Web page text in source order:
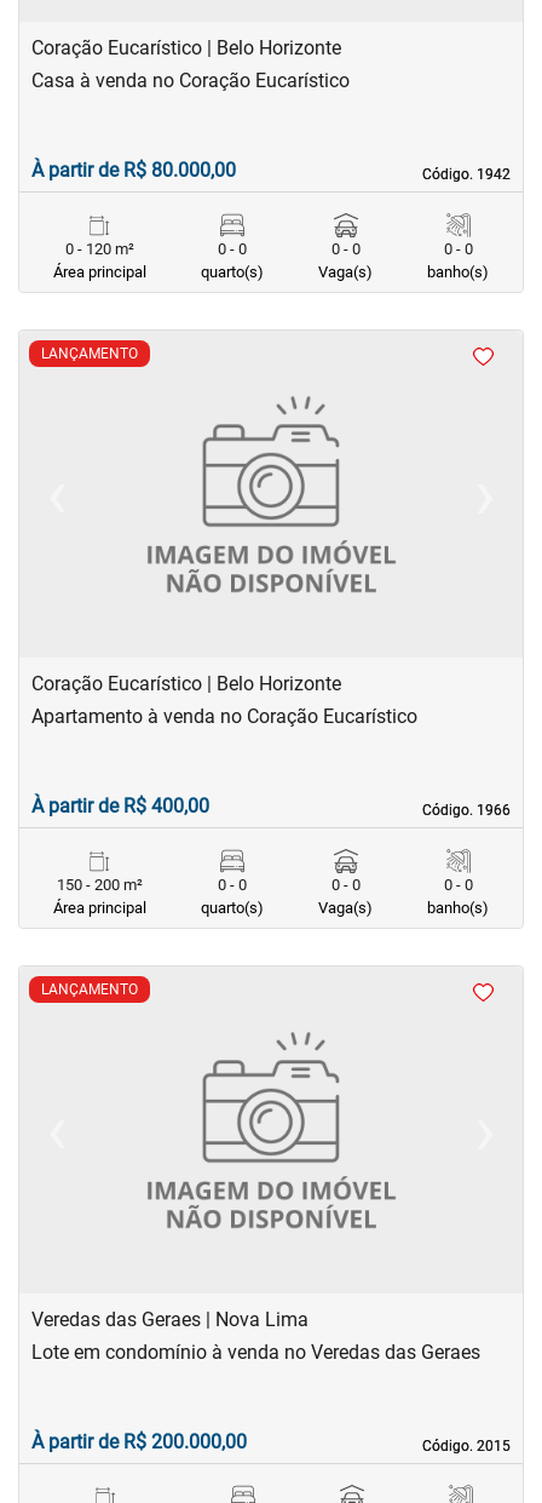
Coração Eucarístico | Belo Horizonte
Código. 1942
Código. 1942
Casa à venda no Coração Eucarístico
À partir de R$ 80.000,00
0 - 120 m²
Área principal
0 - 0
quarto(s)
0 - 0
Vaga(s)
0 - 0
banho(s)
LANÇAMENTO
Coração Eucarístico | Belo Horizonte
Código. 1966
Código. 1966
Apartamento à venda no Coração Eucarístico
À partir de R$ 400,00
150 - 200 m²
Área principal
0 - 0
quarto(s)
0 - 0
Vaga(s)
0 - 0
banho(s)
LANÇAMENTO
Veredas das Geraes | Nova Lima
Código. 2015
Código. 2015
Lote em condomínio à venda no Veredas das Geraes
À partir de R$ 200.000,00